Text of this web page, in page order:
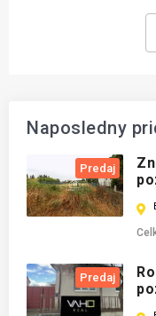
Naposledny
Predaj
Predaj